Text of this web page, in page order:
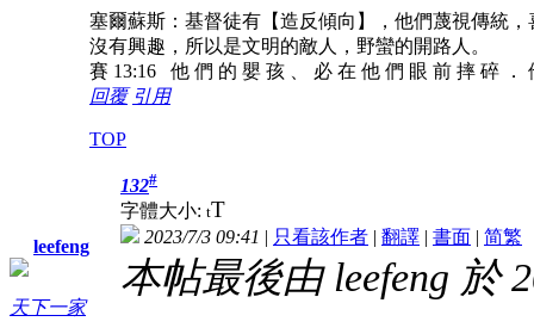
塞爾蘇斯：基督徒有【造反傾向】，他們蔑視傳統
沒有興趣，所以是文明的敵人，野蠻的開路人。
賽 13:16 他 們 的 嬰 孩 、 必 在 他 們 眼 前 摔 碎 ．
回覆 引用
TOP
leefeng
天下一家
132#
字體大小: tT
2023/7/3 09:41 | 只看該作者 | 翻譯 | 書面 | 简繁
本帖最後由 leefeng 於